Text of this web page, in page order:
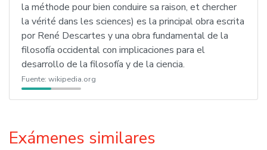
la méthode pour bien conduire sa raison, et chercher
la vérité dans les sciences) es la principal obra escrita
por René Descartes y una obra fundamental de la
filosofía occidental con implicaciones para el
desarrollo de la filosofía y de la ciencia.
Fuente: wikipedia.org
Exámenes similares